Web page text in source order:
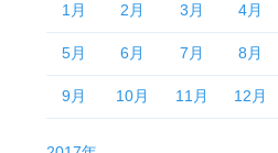
1月
2月 3月 4月
5月 6月 7月 8月
9月 10月 11月 12月